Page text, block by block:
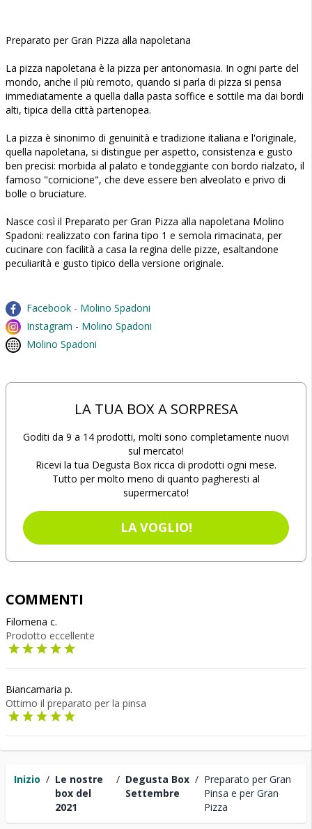
Inizio / Le nostre
box del
2021
/ Degusta Box
Settembre
/ Preparato per Gran
Pinsa e per Gran
Pizza
Preparato per Gran Pizza alla napoletana
La pizza napoletana è la pizza per antonomasia. In ogni parte del
mondo, anche il più remoto, quando si parla di pizza si pensa
immediatamente a quella dalla pasta soffice e sottile ma dai bordi
alti, tipica della città partenopea.
La pizza è sinonimo di genuinità e tradizione italiana e l'originale,
quella napoletana, si distingue per aspetto, consistenza e gusto
ben precisi: morbida al palato e tondeggiante con bordo rialzato, il
famoso "cornicione", che deve essere ben alveolato e privo di
bolle o bruciature.
Nasce così il Preparato per Gran Pizza alla napoletana Molino
Spadoni: realizzato con farina tipo 1 e semola rimacinata, per
cucinare con facilità a casa la regina delle pizze, esaltandone
peculiarità e gusto tipico della versione originale.
Facebook - Molino Spadoni
Instagram - Molino Spadoni
Molino Spadoni
LA TUA BOX A SORPRESA
Goditi da 9 a 14 prodotti, molti sono completamente nuovi
sul mercato!
Ricevi la tua Degusta Box ricca di prodotti ogni mese.
Tutto per molto meno di quanto pagheresti al
supermercato!
LA VOGLIO!
COMMENTI
Filomena c.
Prodotto eccellente
Biancamaria p.
Ottimo il preparato per la pinsa